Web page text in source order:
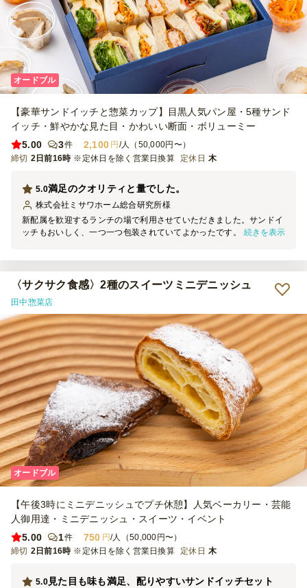
オードブル
【豪華サンドイッチと惣菜カップ】目黒人気パン屋・5種サンド
イッチ・鮮やかな見た目・かわいい断面・ボリューミー
5.00
3件 2,100 円 /人（50,000円〜）
締切 2日前16時 ※定休日を除く営業日換算 定休日 木
満足のクオリティと量でした。
5.0
株式会社ミサワホーム総合研究所様
新配属を歓迎するランチの場で利用させていただきました。サンドイ
ッチもおいしく、一つ一つ包装されていてよかったです。量も大人の
続きを表示
〈サクサク食感〉2種のスイーツミニデニッシュ
田中惣菜店
オードブル
【午後3時にミニデニッシュでプチ休憩】人気ベーカリー・芸能
人御用達・ミニデニッシュ・スイーツ・イベント
5.00
1件 750 円/人（50,000円〜）
締切 2日前16時 ※定休日を除く営業日換算 定休日 木
見た目も味も満足、配りやすいサンドイッチセット
5.0